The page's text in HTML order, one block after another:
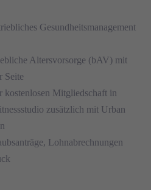
Gesundheitsmanagement
Altersvorsorge (bAV) mit
Seite
kostenlosen Mitgliedschaft in
zusätzlich mit Urban
Lohnabrechnungen